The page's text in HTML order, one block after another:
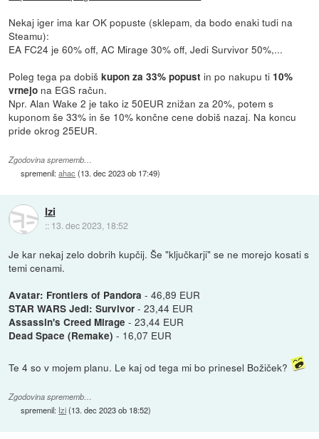
Nekaj iger ima kar OK popuste (sklepam, da bodo enaki tudi na
Steamu):
EA FC24 je 60% off, AC Mirage 30% off, Jedi Survivor 50%,...
Poleg tega pa dobiškupon za 33% popust in po nakupu ti 10%
vrnejo na EGS račun.
Npr. Alan Wake 2 je tako iz 50EUR znižan za 20%, potem s
kuponom še 33% in še 10% končne cene dobiš nazaj. Na koncu
pride okrog 25EUR.
Zgodovina sprememb…
spremenil:ahac (13. dec 2023 ob 17:49)
Izi
:: 13. dec 2023, 18:52
Je kar nekaj zelo dobrih kupčij. Še "ključkarji" se ne morejo kosati s
temi cenami.
Avatar: Frontiers of Pandora - 46,89 EUR
STAR WARS Jedi: Survivor - 23,44 EUR
Assassin's Creed Mirage - 23,44 EUR
Dead Space (Remake) - 16,07 EUR
Te 4 so v mojem planu. Le kaj od tega mi bo prinesel Božiček?
Zgodovina sprememb…
spremenil: Izi(13. dec 2023 ob 18:52)